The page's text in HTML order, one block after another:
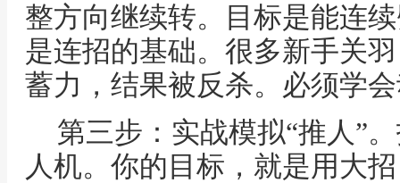
整方向继续转。目标是能连
是连招的基础。很多新手关
蓄力，结果被反杀。必须学
第三步：实战模拟“推人”
人机。你的目标，就是用大